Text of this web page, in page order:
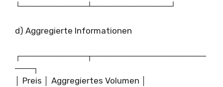
└───────────┴─────────────┘
d) Aggregierte Informationen
┌───────────┬───────────────────
───┐
│ Preis │ Aggregiertes Volumen │